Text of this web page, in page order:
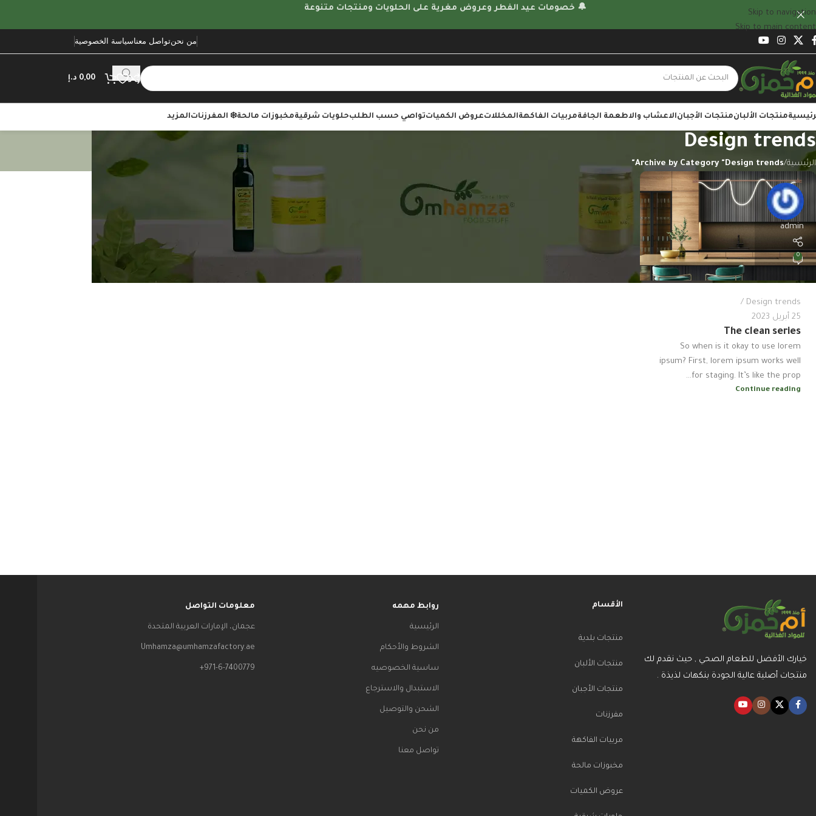
Skip to navigation
Skip to main content
🔔 خصومات عيد الفطر وعروض مغرية على الحلويات ومنتجات متنوعة
من نحنتواصل معناسياسة الخصوصية
0,00 د.إ
منتجات الألبانمنتجات الأجبانالاعشاب والاطعمة الجافةمربيات الفاكهةالمخللاتعروض الكمياتتواصي حسب الطلبحلويات شرقيةمخبوزات مالحة❄️ المفرزناتالمزيد
Design trends
الرئيسية/
Archive by Category "Design trends"
admin
0
Design trends
25 أبريل 2023
The clean series
So when is it okay to use lorem
ipsum? First, lorem ipsum works well
for staging. It’s like the prop...
Continue reading
خيارك الأفضل للطعام الصحي , حيث نقدم لك
منتجات أصلية عالية الجودة بنكهات لذيذة .
الأقسام
منتجات بلدية
منتجات الألبان
منتجات الأجبان
مفرزنات
مربيات الفاكهة
مخبوزات مالحة
عروض الكميات
روابط مهمه
الرئيسية
الشروط والأحكام
ساسية الخصوصيه
الاستبدال والاسترجاع
الشحن والتوصيل
من نحن
تواصل معنا
معلومات التواصل
عجمان، الإمارات العربية المتحدة
Umhamza@umhamzafactory.ae
971-6-7400779+